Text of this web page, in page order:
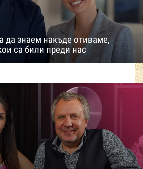
да знаем накъде отиваме,
са били преди нас